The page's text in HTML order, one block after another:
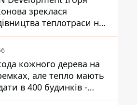
зреклася
теплотраси на
кожного дерева на
але тепло мають
в 400 будинків -
Київради